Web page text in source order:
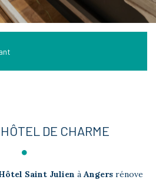
DE CHARME
Saint Julien à Angers rénove